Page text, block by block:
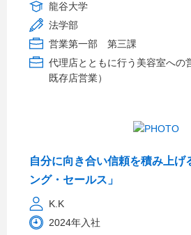
龍谷大学
法学部
営業第一部 第三課
代理店とともに行う美容室への
既存店営業）
自分に向き合い信頼を積み上げ
ング・セールス」
K.K
2024年入社